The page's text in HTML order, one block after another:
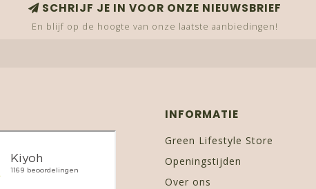
SCHRIJF JE IN VOOR ONZE NIEUWSBRIEF
En blijf op de hoogte van onze laatste aanbiedingen!
INFORMATIE
Green Lifestyle Store
Openingstijden
Over ons